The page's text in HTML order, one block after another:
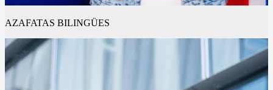
AZAFATAS BILINGÜES